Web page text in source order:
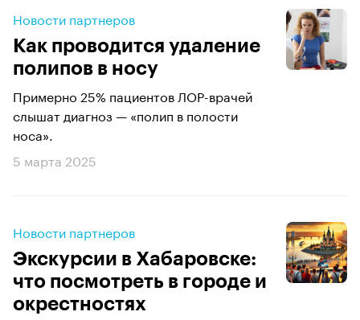
Новости партнеров
Как проводится удаление
полипов в носу
Примерно 25% пациентов ЛОР-врачей
слышат диагноз — «полип в полости
носа».
5 марта 2025
Новости партнеров
Экскурсии в Хабаровске:
что посмотреть в городе и
окрестностях